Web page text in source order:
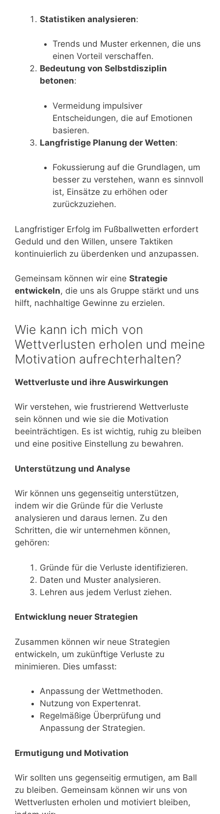
Statistiken analysieren:
Trends und Muster erkennen, die uns
einen Vorteil verschaffen.
Bedeutung von Selbstdisziplin
betonen:
Vermeidung impulsiver
Entscheidungen, die auf Emotionen
basieren.
Langfristige Planung der Wetten:
Fokussierung auf die Grundlagen, um
besser zu verstehen, wann es sinnvoll
ist, Einsätze zu erhöhen oder
zurückzuziehen.
Langfristiger Erfolg im Fußballwetten erfordert
Geduld und den Willen, unsere Taktiken
kontinuierlich zu überdenken und anzupassen.
Gemeinsam können wir eine Strategie
entwickeln, die uns als Gruppe stärkt und uns
hilft, nachhaltige Gewinne zu erzielen.
Wie kann ich mich von
Wettverlusten erholen und meine
Motivation aufrechterhalten?
Wettverluste und ihre Auswirkungen
Wir verstehen, wie frustrierend Wettverluste
sein können und wie sie die Motivation
beeinträchtigen. Es ist wichtig, ruhig zu bleiben
und eine positive Einstellung zu bewahren.
Unterstützung und Analyse
Wir können uns gegenseitig unterstützen,
indem wir die Gründe für die Verluste
analysieren und daraus lernen. Zu den
Schritten, die wir unternehmen können,
gehören:
Gründe für die Verluste identifizieren.
Daten und Muster analysieren.
Lehren aus jedem Verlust ziehen.
Entwicklung neuer Strategien
Zusammen können wir neue Strategien
entwickeln, um zukünftige Verluste zu
minimieren. Dies umfasst:
Anpassung der Wettmethoden.
Nutzung von Expertenrat.
Regelmäßige Überprüfung und
Anpassung der Strategien.
Ermutigung und Motivation
Wir sollten uns gegenseitig ermutigen, am Ball
zu bleiben. Gemeinsam können wir uns von
Wettverlusten erholen und motiviert bleiben,